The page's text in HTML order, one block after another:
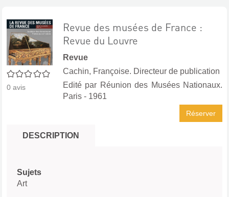
0/5
0 avis
Revue des musées de France :
Revue du Louvre
Revue
Cachin, Françoise. Directeur de publication
Edité par Réunion des Musées Nationaux.
Paris - 1961
Réserver
DESCRIPTION
Sujets
Art